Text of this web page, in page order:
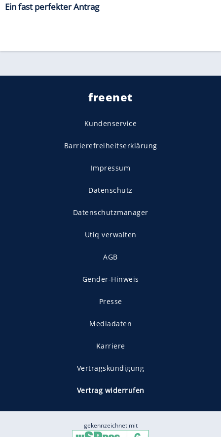
Ein fast perfekter Antrag
freenet
Kundenservice
Barrierefreiheitserklärung
Impressum
Datenschutz
Datenschutzmanager
Utiq verwalten
AGB
Gender-Hinweis
Presse
Mediadaten
Karriere
Vertragskündigung
Vertrag widerrufen
gekennzeichnet mit